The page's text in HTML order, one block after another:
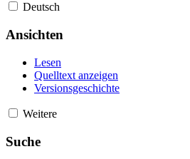
Deutsch
Ansichten
Lesen
Quelltext anzeigen
Versionsgeschichte
Weitere
Suche